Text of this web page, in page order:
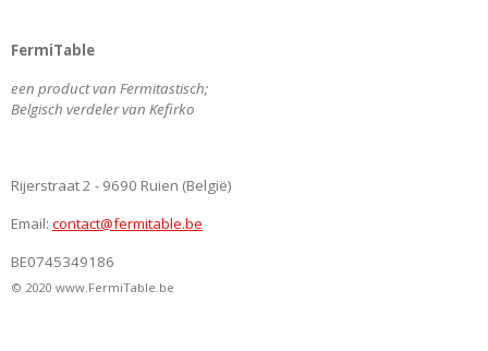
FermiTable
een product van Fermitastisch;
Belgisch verdeler van Kefirko
Rijerstraat 2 - 9690 Ruien (België)
Email: contact@fermitable.be
BE0745349186
© 2020 www.FermiTable.be